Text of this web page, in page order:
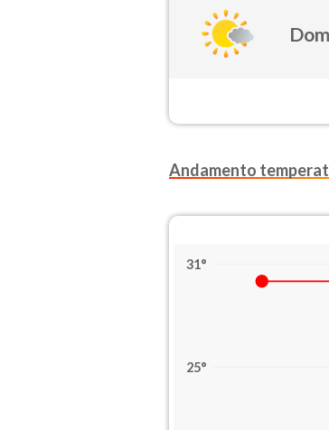
Andamento
31°
25°